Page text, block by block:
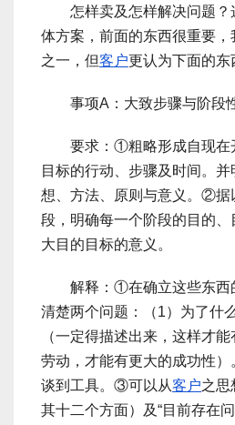
怎样卖及怎样解决问题？
体方案，前面的东西很重要
之一，但客户更认为下面的东
事项A：大致步骤与阶段
要求：①粗略形成自现在开
目标的行动、步骤及时间。
想、方法、原则与意义。②据
段，明确每一个阶段的目的
大目的目标的意义。
解释：①在确立这些东西
清楚两个问题：（1）为了什
（一定得描述出来，这样才
劳动，才能有更大的成功性
谈到工具。③可以从客户之思
其十二个方面）及“目前存在